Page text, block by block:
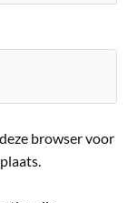
browser voor